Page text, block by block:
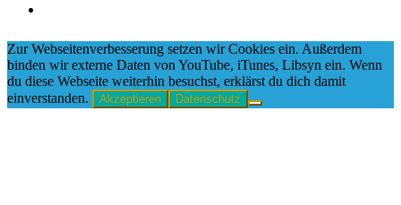
Zur Webseitenverbesserung setzen wir Cookies ein. Außerdem
binden wir externe Daten von YouTube, iTunes, Libsyn ein. Wenn
du diese Webseite weiterhin besuchst, erklärst du dich damit
einverstanden.
Akzeptieren Datenschutz